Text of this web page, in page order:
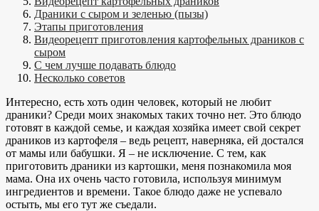
Драники с сыром и зеленью (пызы)
Этапы приготовления
Видеорецепт приготовления картофельных драников с
сыром
С чем лучше подавать блюдо
Несколько советов
Интересно, есть хоть один человек, который не любит
драники? Среди моих знакомых таких точно нет. Это блюдо
готовят в каждой семье, и каждая хозяйка имеет свой секрет
драников из картофеля – ведь рецепт, наверняка, ей достался
от мамы или бабушки. Я – не исключение. С тем, как
приготовить драники из картошки, меня познакомила моя
мама. Она их очень часто готовила, используя минимум
ингредиентов и времени. Такое блюдо даже не успевало
остыть, мы его тут же съедали.